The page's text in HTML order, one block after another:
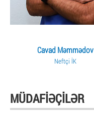
Cavad Məmmədov
Neftçi İK
MÜDAFIƏÇILƏR